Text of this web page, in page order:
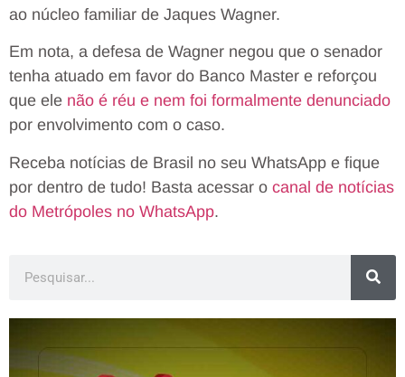
ao núcleo familiar de Jaques Wagner.
Em nota, a defesa de Wagner negou que o senador
tenha atuado em favor do Banco Master e reforçou
que ele não é réu e nem foi formalmente denunciado
por envolvimento com o caso.
Receba notícias de Brasil no seu WhatsApp e fique
por dentro de tudo! Basta acessar o canal de notícias
do Metrópoles no WhatsApp.